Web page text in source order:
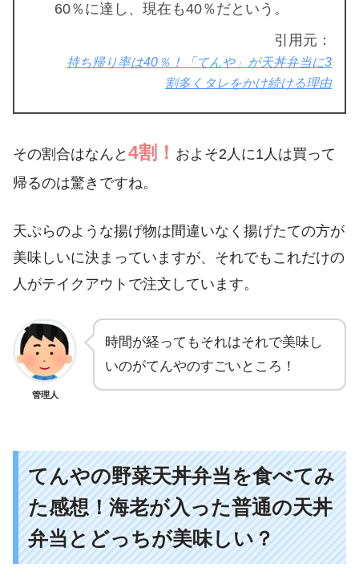
60％に達し、現在も40％だという。
引用元：
持ち帰り率は40％！「てんや」が天丼弁当に3
割多くタレをかけ続ける理由
その割合はなんと 4割！ およそ2人に1人は買って
帰るのは驚きですね。
天ぷらのような揚げ物は間違いなく揚げたての方が
美味しいに決まっていますが、それでもこれだけの
人がテイクアウトで注文しています。
管理人
時間が経ってもそれはそれで美味し
いのがてんやのすごいところ！
てんやの野菜天丼弁当を食べてみ
た感想！海老が入った普通の天丼
弁当とどっちが美味しい？